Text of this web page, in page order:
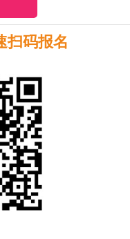
扫码报名